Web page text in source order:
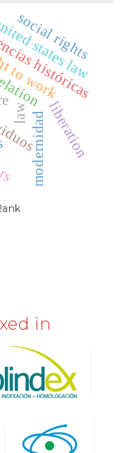
work
históricas
modernidad
states law
liberation
law
social rights
in